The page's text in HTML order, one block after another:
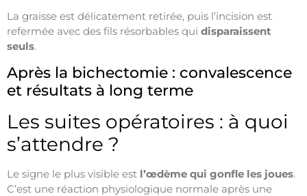
La graisse est délicatement retirée, puis l’incision est
refermée avec des fils résorbables qui disparaissent
seuls.
Après la bichectomie : convalescence
et résultats à long terme
Les suites opératoires : à quoi
s’attendre ?
Le signe le plus visible est l’œdème qui gonfle les joues.
C’est une réaction physiologique normale après une